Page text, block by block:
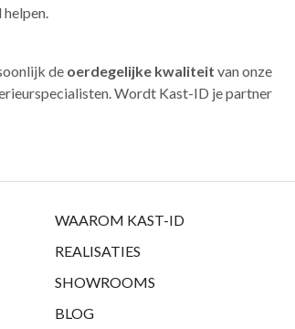
de oerdegelijke kwaliteit van onze
Wordt Kast-ID je partner
WAAROM KAST-ID
REALISATIES
SHOWROOMS
BLOG